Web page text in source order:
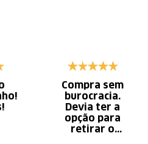
Compra sem
burocracia.
Devia ter a
opção para
retirar o